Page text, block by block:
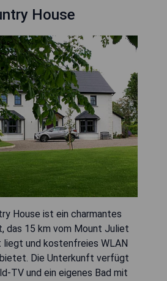
House
House ist ein charmantes
das 15 km vom Mount Juliet
und kostenfreies WLAN
Die Unterkunft verfügt
TV und ein eigenes Bad mit